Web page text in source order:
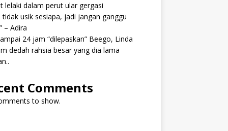
lelaki dalam perut ular gergasi
tidak usik sesiapa, jadi jangan ganggu
– Adira
24 jam “dilepaskan” Beego, Linda
dedah rahsia besar yang dia lama
Comments
to show.